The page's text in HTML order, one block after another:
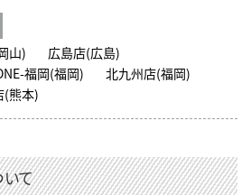
山)
広島店(広島)
福岡(福岡)
北九州店(福岡)
(熊本)
いて